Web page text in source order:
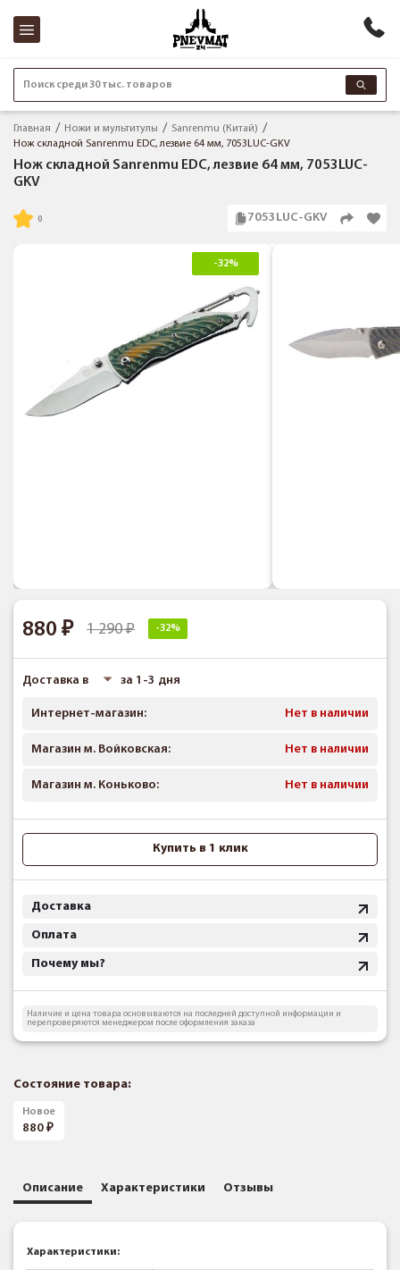
Поиск среди 30 тыс. товаров
Главная Ножи и мультитулы
Sanrenmu (Китай)
Нож складной Sanrenmu EDC, лезвие 64 мм, 7053LUC-GKV
Нож складной Sanrenmu EDC, лезвие 64 мм, 7053LUC-
GKV
7053LUC-GKV
-32%
880 1 290 -32%
Доставка в за 1-3 дня
Интернет-магазин: Нет в наличии
Магазин м. Войковская: Нет в наличии
Магазин м. Коньково: Нет в наличии
Купить в 1 клик
Доставка
Оплата
Почему мы?
Наличие и цена товара основываются на последней доступной информации и
перепроверяются менеджером после оформления заказа
Состояние товара:
Новое
880
Описание Характеристики Отзывы
Характеристики: